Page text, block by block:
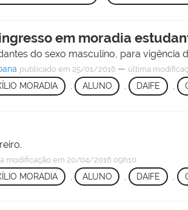
em moradia
do sexo masculino, para
publicado em 25/01/2016 — última
MORADIA , ALUNO , DAIFE ,
modificação em 20/04/2016 09h10
MORADIA ALUNO , DAIFE ,